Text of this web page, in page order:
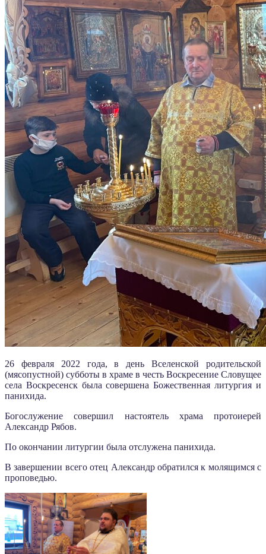
26 февраля 2022 года, в день Вселенской родительской
(мясопустной) субботы в храме в честь Воскресение Словущее
села Воскресенск была совершена Божественная литургия и
панихида.
Богослужение совершил настоятель храма протоиерей
Александр Рябов.
По окончании литургии была отслужена панихида.
В завершении всего отец Александр обратился к молящимся с
проповедью.